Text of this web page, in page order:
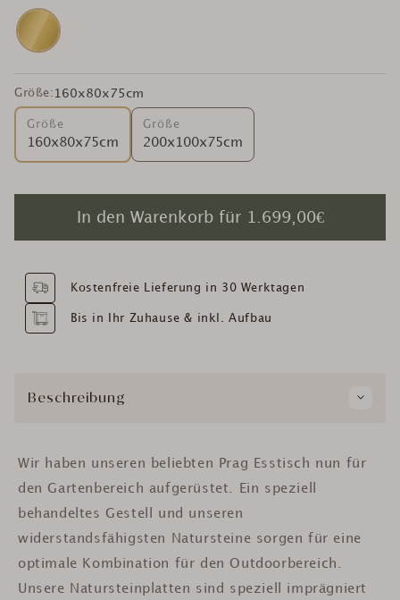
Größe: 160x80x75cm
Größe
160x80x75cm
Größe
200x100x75cm
In den Warenkorb für 1.699,00€
Kostenfreie Lieferung in 30 Werktagen
Bis in Ihr Zuhause & inkl. Aufbau
Beschreibung
Wir haben unseren beliebten Prag Esstisch nun für
den Gartenbereich aufgerüstet. Ein speziell
behandeltes Gestell und unseren
widerstandsfähigsten Natursteine sorgen für eine
optimale Kombination für den Outdoorbereich.
Unsere Natursteinplatten sind speziell imprägniert